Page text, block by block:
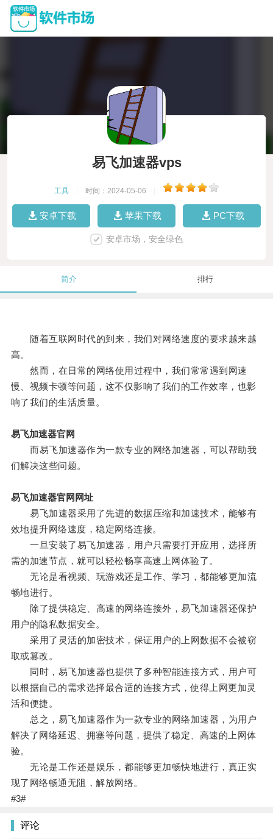
易飞加速器vps
工具 时间：2024-05-06
安卓下载 苹果下载 PC下载
安卓市场，安全绿色
简介 排行
随着互联网时代的到来，我们对网络速度的要求越来越
高。
然而，在日常的网络使用过程中，我们常常遇到网速
慢、视频卡顿等问题，这不仅影响了我们的工作效率，也影
响了我们的生活质量。
易飞加速器官网
而易飞加速器作为一款专业的网络加速器，可以帮助我
们解决这些问题。
易飞加速器官网网址
易飞加速器采用了先进的数据压缩和加速技术，能够有
效地提升网络速度，稳定网络连接。
一旦安装了易飞加速器，用户只需要打开应用，选择所
需的加速节点，就可以轻松畅享高速上网体验了。
无论是看视频、玩游戏还是工作、学习，都能够更加流
畅地进行。
除了提供稳定、高速的网络连接外，易飞加速器还保护
用户的隐私数据安全。
采用了灵活的加密技术，保证用户的上网数据不会被窃
取或篡改。
同时，易飞加速器也提供了多种智能连接方式，用户可
以根据自己的需求选择最合适的连接方式，使得上网更加灵
活和便捷。
总之，易飞加速器作为一款专业的网络加速器，为用户
解决了网络延迟、拥塞等问题，提供了稳定、高速的上网体
验。
无论是工作还是娱乐，都能够更加畅快地进行，真正实
现了网络畅通无阻，解放网络。
#3#
评论